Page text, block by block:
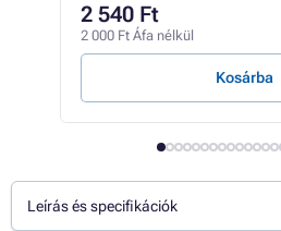
2 540 Ft
2 000 Ft Áfa nélkül
Kosárba
Leírás és specifikációk